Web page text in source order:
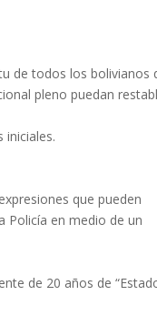
de todos los bolivianos
pleno puedan
iniciales.
que pueden
Policía en medio de un
de 20 años de